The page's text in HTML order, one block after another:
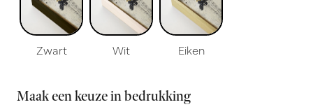
Zwart Wit Eiken
Maak een keuze in bedrukking